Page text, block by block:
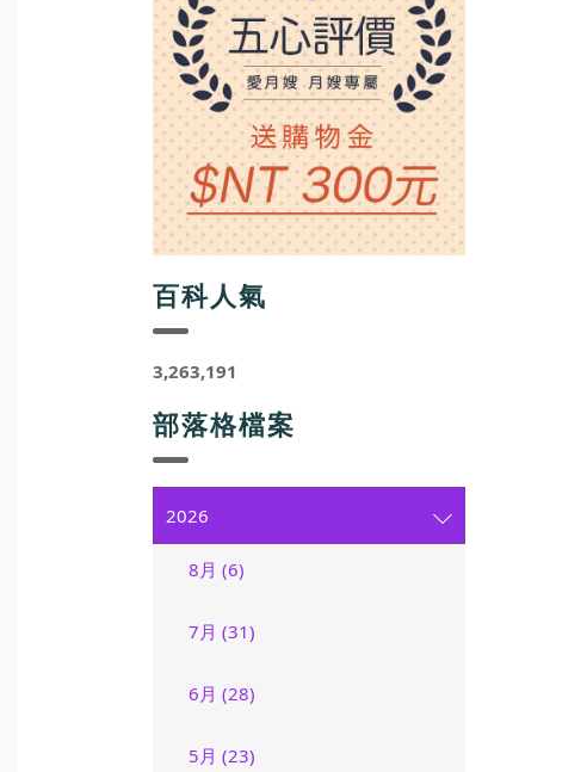
百科人氣
3,263,191
部落格檔案
2026
8月 (6)
7月 (31)
6月 (28)
5月 (23)